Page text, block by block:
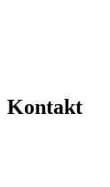
Kontakt